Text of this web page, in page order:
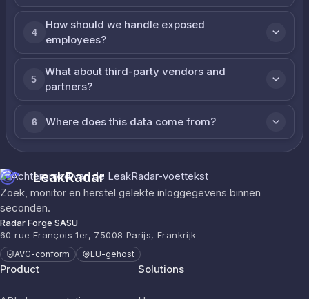
4
How should we handle exposed
employees?
5
What about third-party vendors and
partners?
6 Where does this data come from?
LeakRadar
Zoek, monitor en herstel gelekte inloggegevens binnen
seconden.
Radar Forge SASU
60 rue François 1er, 75008 Parijs, Frankrijk
AVG-conform EU-gehost
Product Solutions